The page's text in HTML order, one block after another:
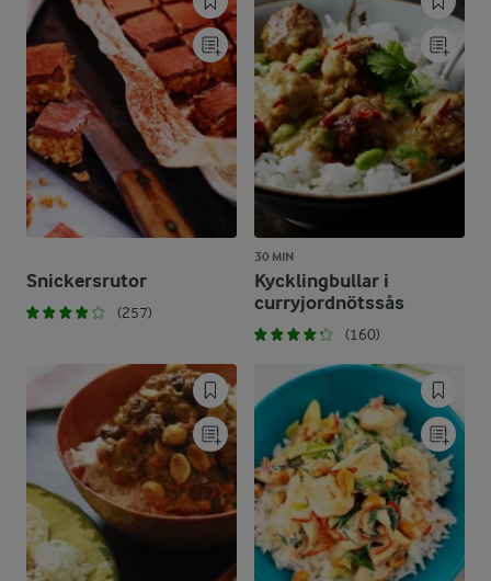
Snickersrutor
(257)
30 MIN
Kycklingbullar i
curryjordnötssås
(160)